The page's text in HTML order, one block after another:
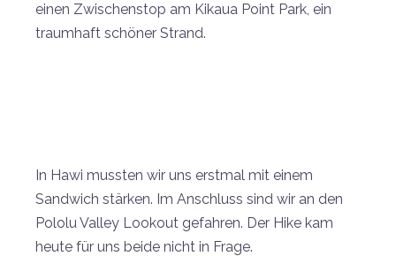
einen Zwischenstop am Kikaua Point Park, ein
traumhaft schöner Strand.
In Hawi mussten wir uns erstmal mit einem
Sandwich stärken. Im Anschluss sind wir an den
Pololu Valley Lookout gefahren. Der Hike kam
heute für uns beide nicht in Frage.